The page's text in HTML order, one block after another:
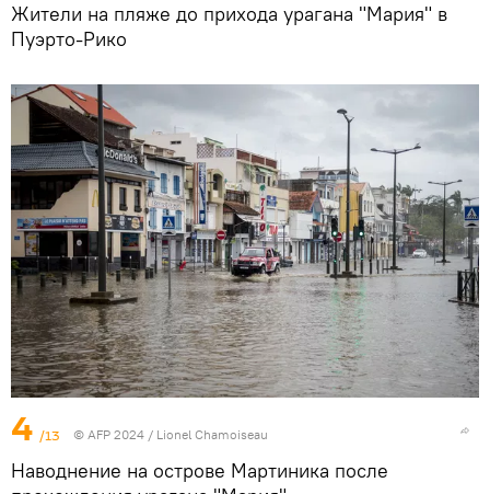
Жители на пляже до прихода урагана "Мария" в
Пуэрто-Рико
4 /13 © AFP 2024 / Lionel Chamoiseau
Наводнение на острове Мартиника после